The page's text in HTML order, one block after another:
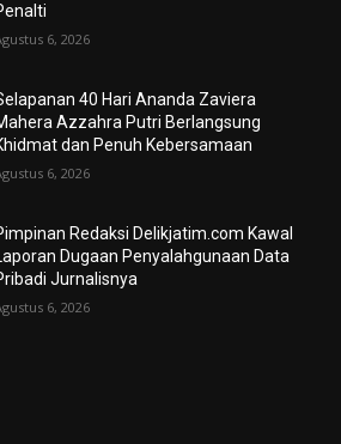
6, 2026
40 Hari Ananda Zaviera
Azzahra Putri Berlangsung
dan Penuh Kebersamaan
6, 2026
Redaksi Delikjatim.com Kawal
Dugaan Penyalahgunaan Data
Jurnalisnya
6, 2026